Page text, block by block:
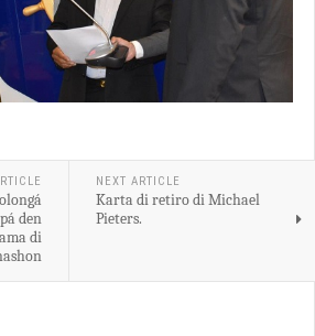
den
di
NEXT ARTICLE
Karta di retiro di Michael
Pieters.